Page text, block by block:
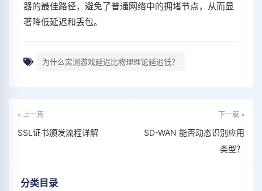
器的最佳路径，避免了普通网络中的拥堵节点，从而显
著降低延迟和丢包。
为什么实测游戏延迟比物理理论延迟低？
« 上一篇
SSL证书颁发流程详解
下一篇 »
SD-WAN 能否动态识别应用
类型？
分类目录